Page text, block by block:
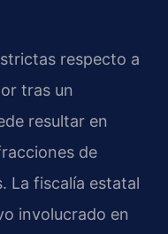
respecto a
tras un
resultar en
de
La fiscalía estatal
involucrado en